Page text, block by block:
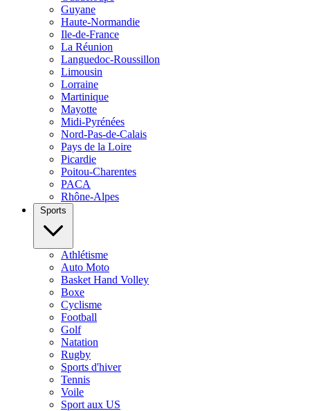
Guyane
Haute-Normandie
Ile-de-France
La Réunion
Languedoc-Roussillon
Limousin
Lorraine
Martinique
Mayotte
Midi-Pyrénées
Nord-Pas-de-Calais
Pays de la Loire
Picardie
Poitou-Charentes
PACA
Rhône-Alpes
Sports
Athlétisme
Auto Moto
Basket Hand Volley
Boxe
Cyclisme
Football
Golf
Natation
Rugby
Sports d'hiver
Tennis
Voile
Sport aux US